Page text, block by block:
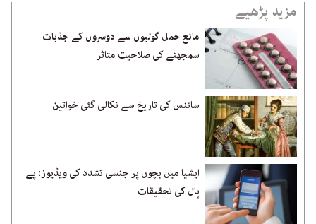
مزید پڑھیے
مانع حمل گولیوں سے دوسروں کے جذبات
سمجھنے کی صلاحیت متاثر
سائنس کی تاریخ سے نکالی گئی خواتین
ایشیا میں بچوں پر جنسی تشدد کی ویڈیوز: پے
پال کی تحقیقات